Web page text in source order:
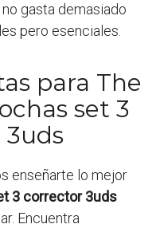
gasta demasiado
pero esenciales.
para The
set 3
enseñarte lo mejor
3 corrector 3uds
Encuentra